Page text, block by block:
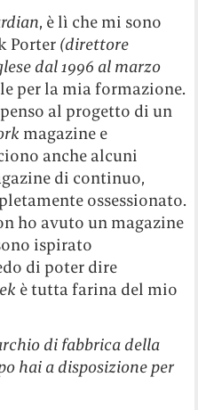
, è lì che mi sono
Porter (direttore
dal 1996 al marzo
per la mia formazione.
al progetto di un
magazine e
anche alcuni
di continuo,
ossessionato.
ho avuto un magazine
ispirato
di poter dire
è tutta farina del mio
di fabbrica della
hai a disposizione per